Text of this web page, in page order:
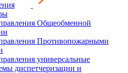
Общеобменной
Противопожарными
универсальные
диспетчеризации и